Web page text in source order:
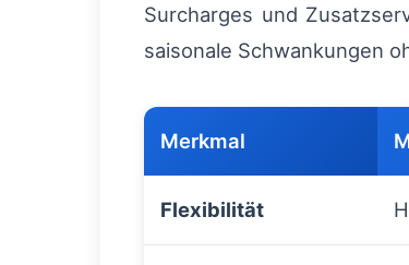
Surcharges und
saisonale Schwankungen
Merkmal
Flexibilität